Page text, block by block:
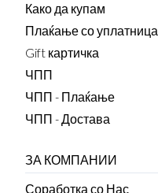
Како да купам
Плаќање со уплатница
Gift картичка
ЧПП
ЧПП - Плаќање
ЧПП - Достава
ЗА КОМПАНИИ
Соработка со Нас